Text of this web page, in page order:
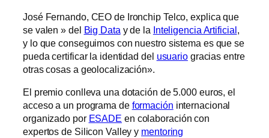
José Fernando, CEO de Ironchip Telco, explica que
se valen » del Big Data y de la Inteligencia Artificial,
y lo que conseguimos con nuestro sistema es que se
pueda certificar la identidad del usuariogracias entre
otras cosas a geolocalización».
El premio conlleva una dotación de 5.000 euros, el
acceso a un programa de formación internacional
organizado por ESADE en colaboración con
expertos de Silicon Valley y mentoring